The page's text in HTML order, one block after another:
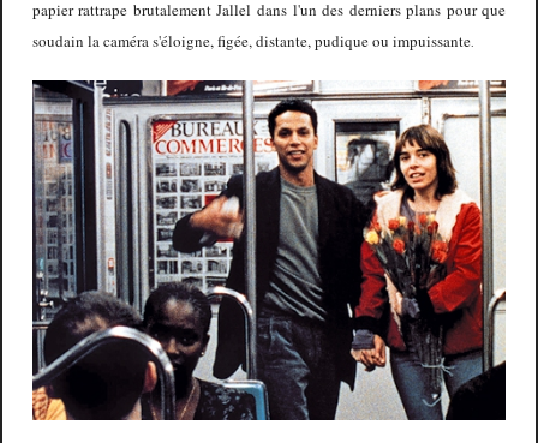
papier rattrape brutalement Jallel dans l'un des derniers plans pour que
soudain la caméra s'éloigne, figée, distante, pudique ou impuissante.